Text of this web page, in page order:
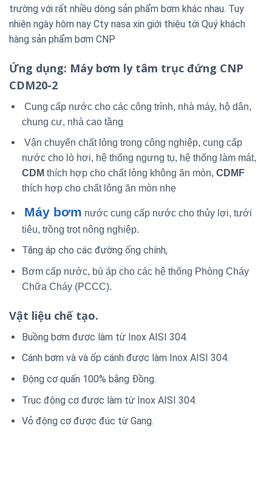
trường với rất nhiều dòng sản phẩm bơm khác nhau. Tuy
nhiên ngày hôm nay Cty nasa xin giới thiệu tới Quý khách
hàng sản phẩm bơm CNP
Ứng dụng: Máy bơm ly tâm trục đứng CNP
CDM20-2
Cung cấp nước cho các công trình, nhà máy, hộ dân,
chung cư, nhà cao tầng
Vận chuyển chất lỏng trong công nghiệp, cung cấp
nước cho lò hơi, hệ thống ngưng tụ, hệ thống làm mát,
CDM thích hợp cho chất lỏng không ăn mòn, CDMF
thích hợp cho chất lỏng ăn mòn nhẹ
Máy bơm nước cung cấp nước cho thủy lợi, tưới
tiêu, trồng trọt nông nghiệp.
Tăng áp cho các đường ống chính,
Bơm cấp nước, bù áp cho các hệ thống Phòng Cháy
Chữa Cháy (PCCC).
Vật liệu chế tạo.
Buồng bơm được làm từ Inox AISI 304.
Cánh bơm và và ốp cánh được làm Inox AISI 304.
Động cơ quấn 100% bằng Đồng.
Trục động cơ được làm từ Inox AISI 304.
Vỏ động cơ được đúc từ Gang.